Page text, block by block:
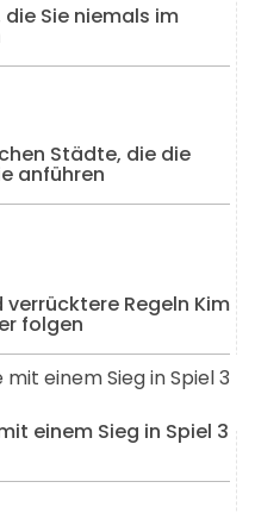
Sie niemals im
Städte, die die
anführen
Regeln Kim
folgen
einem Sieg in Spiel 3